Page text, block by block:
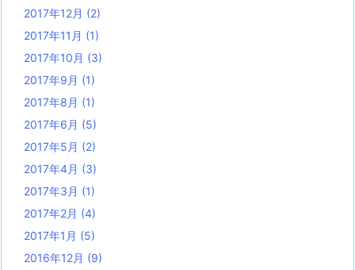
2017年12月 (2)
2017年11月 (1)
2017年10月 (3)
2017年9月 (1)
2017年8月 (1)
2017年6月 (5)
2017年5月 (2)
2017年4月 (3)
2017年3月 (1)
2017年2月 (4)
2017年1月 (5)
2016年12月 (9)